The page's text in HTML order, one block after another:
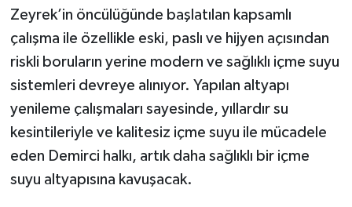
Zeyrek’in öncülüğünde başlatılan kapsamlı
çalışma ile özellikle eski, paslı ve hijyen açısından
riskli boruların yerine modern ve sağlıklı içme suyu
sistemleri devreye alınıyor. Yapılan altyapı
yenileme çalışmaları sayesinde, yıllardır su
kesintileriyle ve kalitesiz içme suyu ile mücadele
eden Demirci halkı, artık daha sağlıklı bir içme
suyu altyapısına kavuşacak.